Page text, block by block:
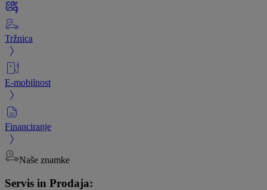
Tržnica
E-mobilnost
Financiranje
Naše znamke
Servis in Prodaja: